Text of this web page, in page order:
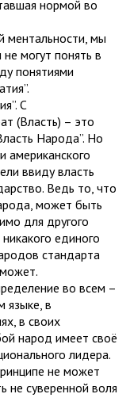
нормой во
ментальности, мы
могут понять в
понятиями
С
(Власть) – это
Народа”. Но
американского
ввиду власть
Ведь то, что
может быть
для другого
единого
стандарта
во всем –
языке, в
в своих
народ имеет своё
лидера.
не может
не суверенной воля